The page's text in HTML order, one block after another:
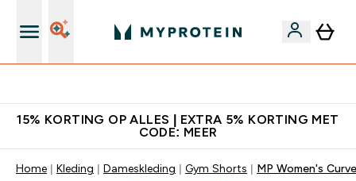
15% KORTING OP ALLES | EXTRA 5% KORTING MET
CODE: MEER
Home Kleding Dameskleding Gym Shorts MP Women's